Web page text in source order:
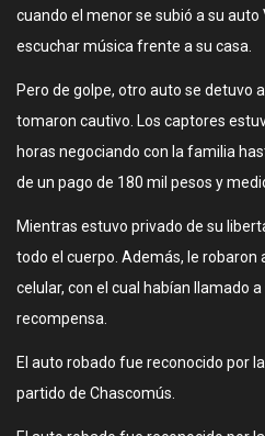
cuando el menor se subió a su
escuchar música frente a su casa.
Pero de golpe, otro auto se detuvo
tomaron cautivo. Los captores
horas negociando con la familia
de un pago de 180 mil pesos y
Mientras estuvo privado de su
todo el cuerpo. Además, le
celular, con el cual habían llamado
recompensa.
El auto robado fue reconocido por
partido de Chascomús.